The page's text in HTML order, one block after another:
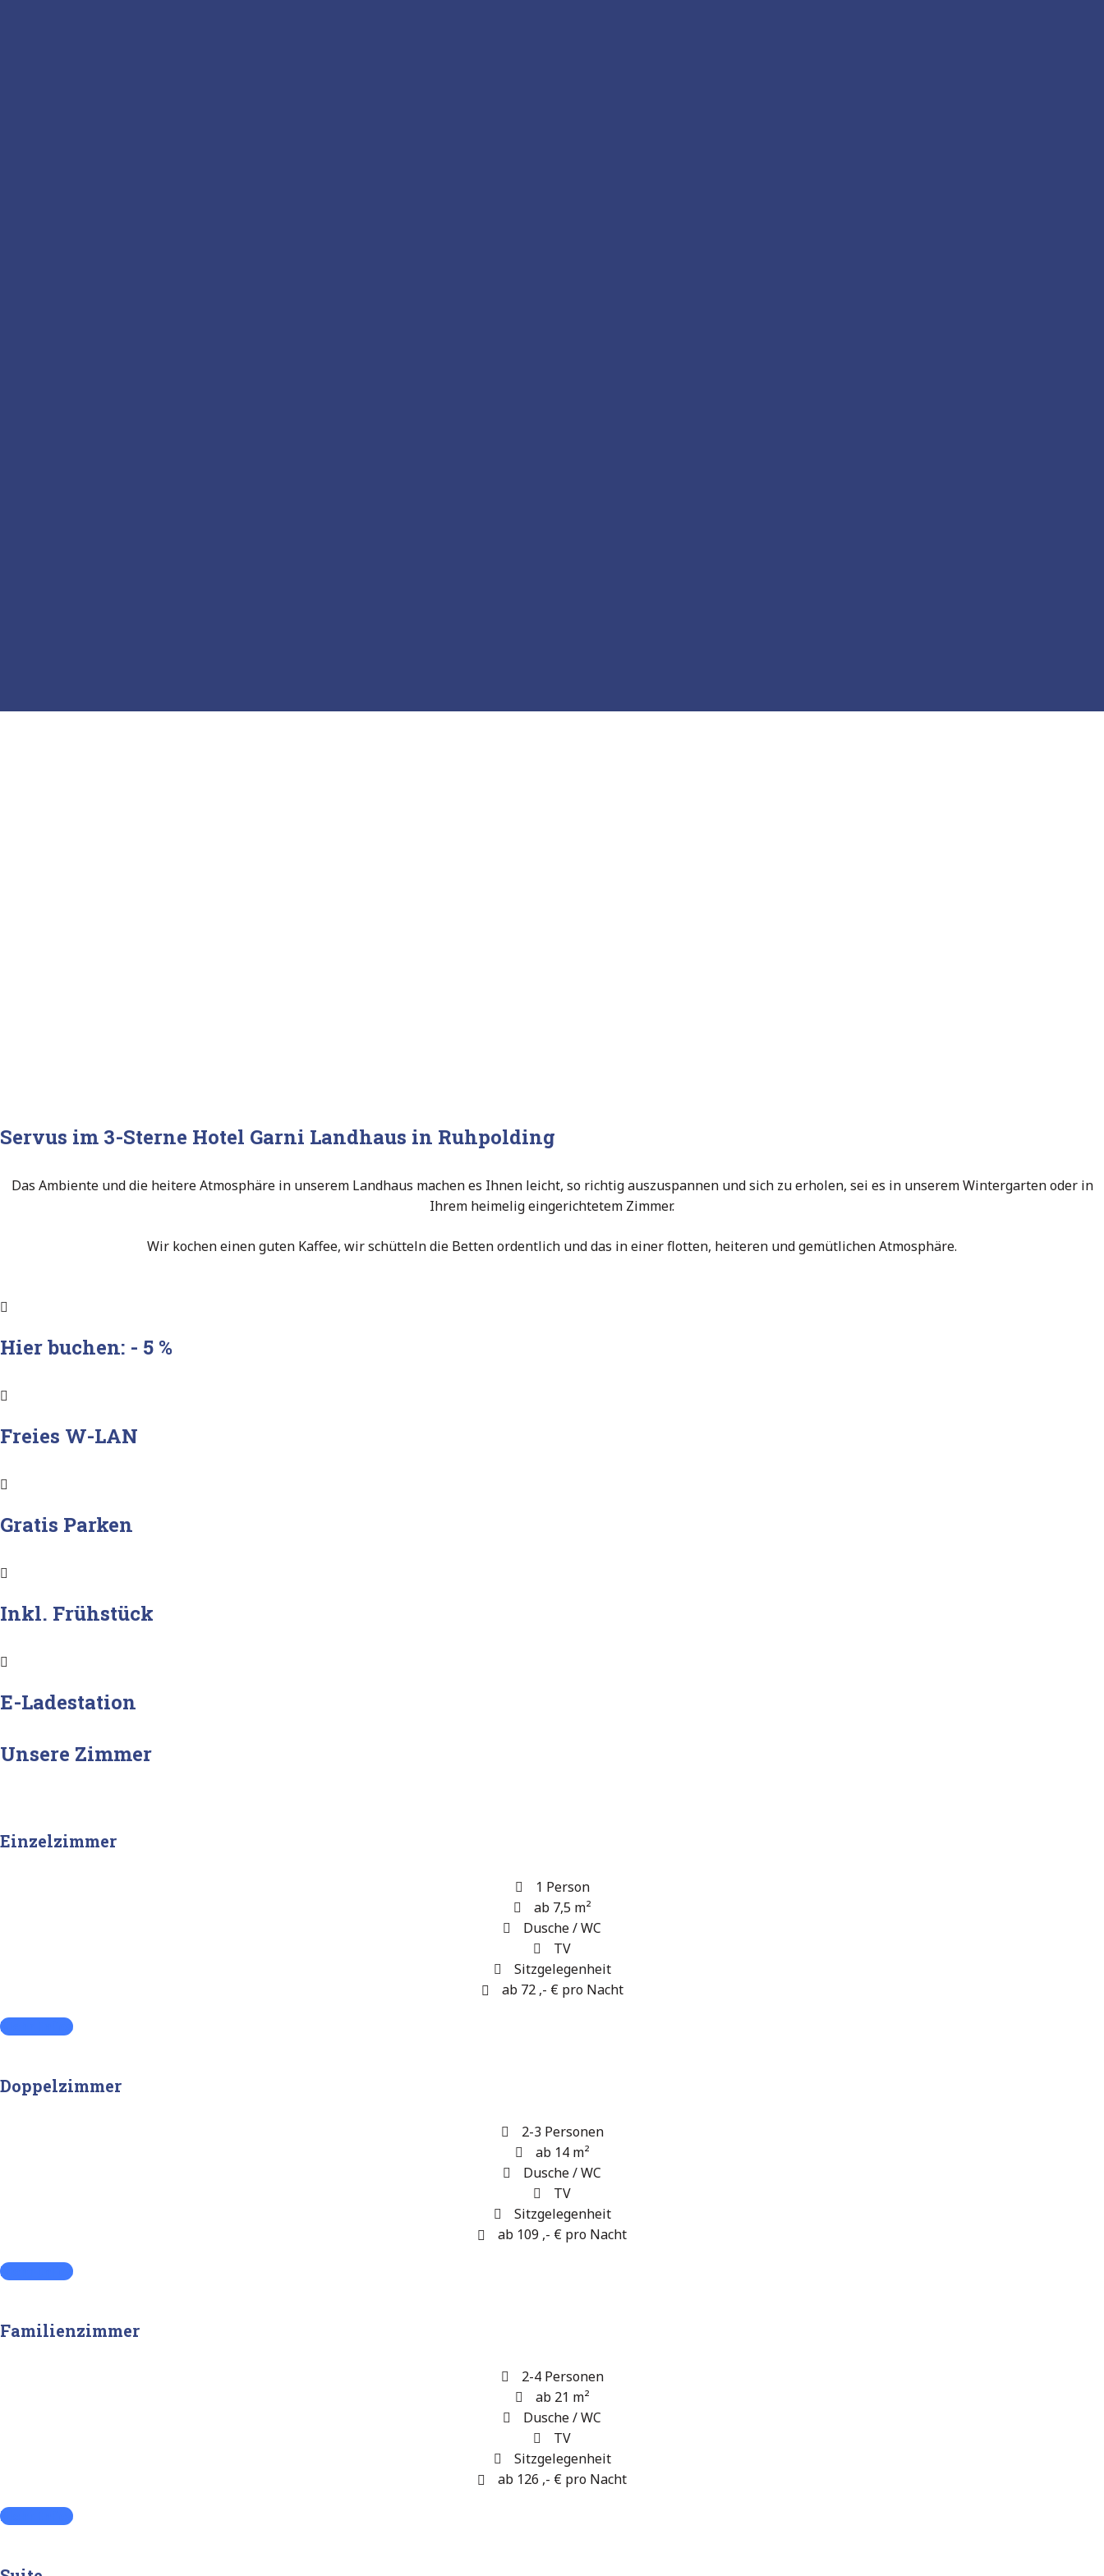
Servus im 3-Sterne Hotel Garni Landhaus in Ruhpolding
Das Ambiente und die heitere Atmosphäre in unserem Landhaus machen es Ihnen leicht, so richtig auszuspannen und sich zu erholen, sei es in unserem Wintergarten oder in
Ihrem heimelig eingerichtetem Zimmer.
Wir kochen einen guten Kaffee, wir schütteln die Betten ordentlich und das in einer flotten, heiteren und gemütlichen Atmosphäre.
Hier buchen: - 5 %
Freies W-LAN
Gratis Parken
Inkl. Frühstück
E-Ladestation
Unsere Zimmer
Einzelzimmer
1 Person
ab 7,5 m²
Dusche / WC
TV
Sitzgelegenheit
ab 72 ,- € pro Nacht
Mehr Infos
Doppelzimmer
2-3 Personen
ab 14 m²
Dusche / WC
TV
Sitzgelegenheit
ab 109 ,- € pro Nacht
Mehr Infos
Familienzimmer
2-4 Personen
ab 21 m²
Dusche / WC
TV
Sitzgelegenheit
ab 126 ,- € pro Nacht
Mehr Infos